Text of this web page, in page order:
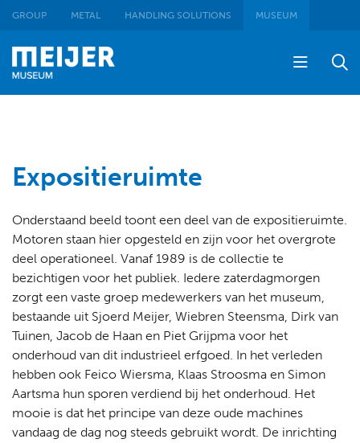
GROUP METAL HANDLING SOLUTIONS MUSEUM
Expositieruimte
Onderstaand beeld toont een deel van de expositieruimte.
Motoren staan hier opgesteld en zijn voor het overgrote
deel operationeel. Vanaf 1989 is de collectie te
bezichtigen voor het publiek. Iedere zaterdagmorgen
zorgt een vaste groep medewerkers van het museum,
bestaande uit Sjoerd Meijer, Wiebren Steensma, Dirk van
Tuinen, Jacob de Haan en Piet Grijpma voor het
onderhoud van dit industrieel erfgoed. In het verleden
hebben ook Feico Wiersma, Klaas Stroosma en Simon
Aartsma hun sporen verdiend bij het onderhoud. Het
mooie is dat het principe van deze oude machines
vandaag de dag nog steeds gebruikt wordt. De inrichting